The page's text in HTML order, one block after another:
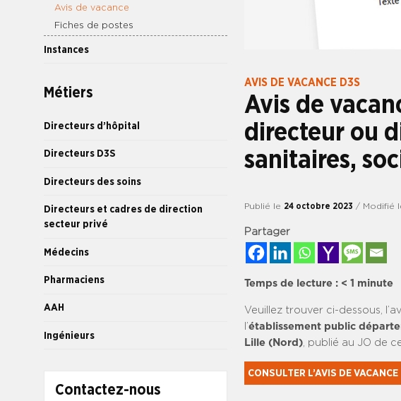
Avis de vacance
Fiches de postes
Instances
Métiers
Directeurs d’hôpital
Directeurs D3S
Directeurs des soins
Directeurs et cadres de direction
secteur privé
Médecins
Pharmaciens
AAH
Ingénieurs
Contactez-nous
AVIS DE VACANCE D3S
Avis de
directeur ou
sanitaires,
Publié le 24 octobre 2023 / Modifié
Partager
Temps de lecture : < 1 minute
Veuillez trouver ci-dessous,
l’établissement public
Lille (Nord) , publié au JO de
CONSULTER L’AVIS DE VACANCE